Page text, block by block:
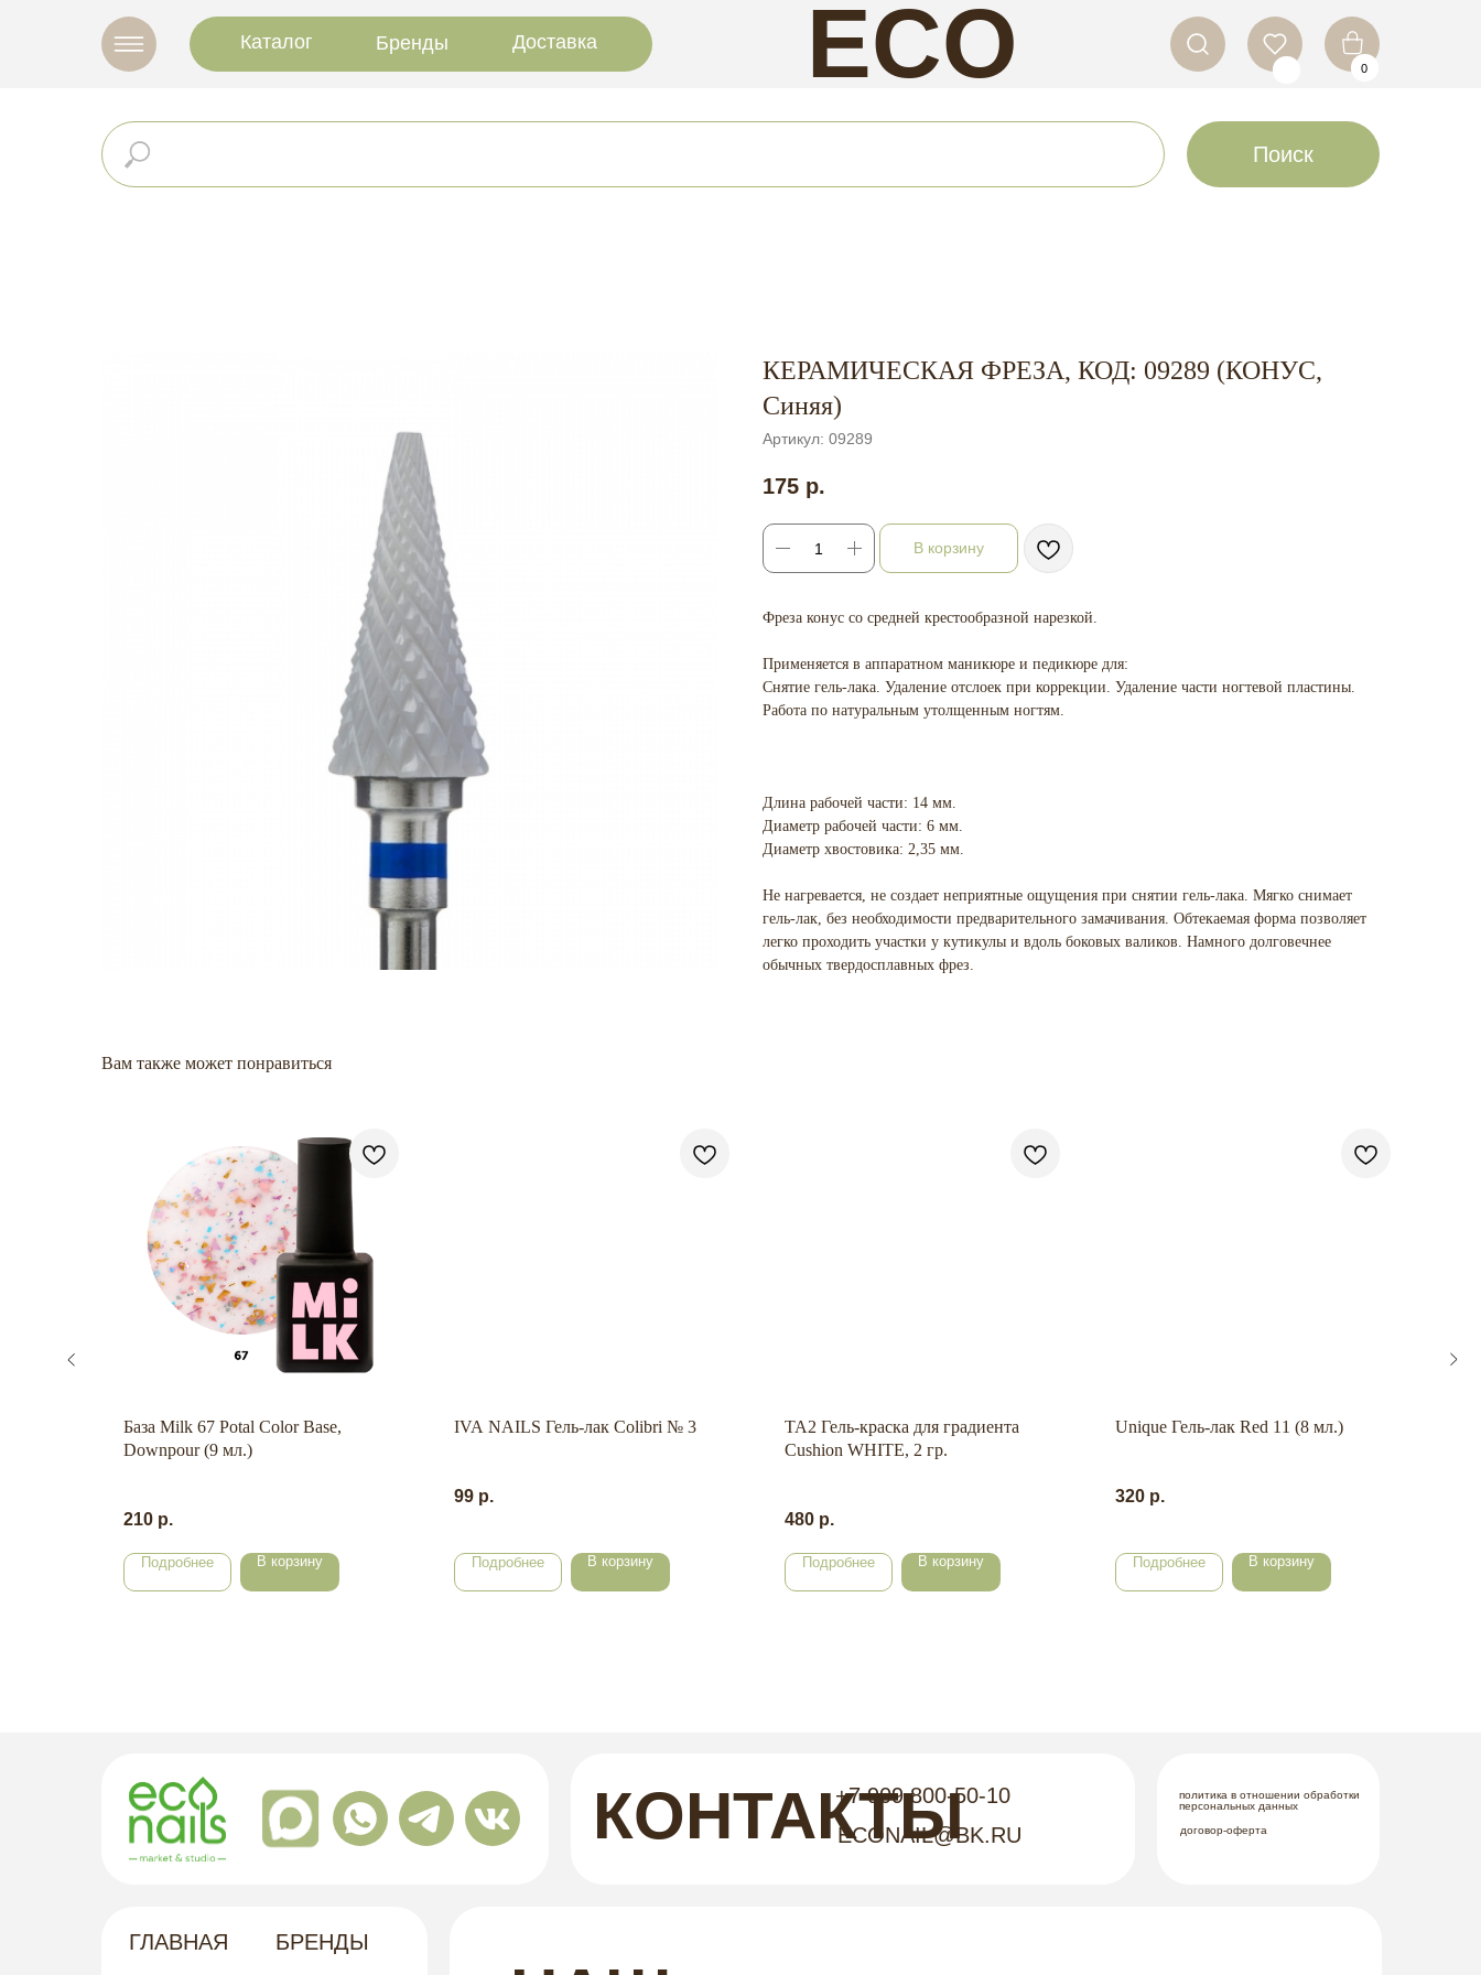
0
ECO
NAILS
Доставка
Каталог Бренды
Поиск
КЕРАМИЧЕСКАЯ ФРЕЗА, КОД: 09289 (КОНУС,
Синяя)
Артикул: 09289
175 р.
В корзину
Фреза конус со средней крестообразной нарезкой.
Применяется в аппаратном маникюре и педикюре для:
Снятие гель-лака. Удаление отслоек при коррекции. Удаление части ногтевой пластины.
Работа по натуральным утолщенным ногтям.
Длина рабочей части: 14 мм.
Диаметр рабочей части: 6 мм.
Диаметр хвостовика: 2,35 мм.
Не нагревается, не создает неприятные ощущения при снятии гель-лака. Мягко снимает
гель-лак, без необходимости предварительного замачивания. Обтекаемая форма позволяет
легко проходить участки у кутикулы и вдоль боковых валиков. Намного долговечнее
обычных твердосплавных фрез.
Вам также может понравиться
База Milk 67 Potal Color Base,
Downpour (9 мл.)
210 р.
Подробнее В корзину
IVA NAILS Гель-лак Colibri № 3
99 р.
Подробнее В корзину
TA2 Гель-краска для градиента
Cushion WHITE, 2 гр.
480 р.
Подробнее В корзину
Unique Гель-лак Red 11 (8 мл.)
320 р.
Подробнее В корзину
БРЕНДЫ
КОНТАКТЫ
ГЛАВНАЯ
+7 909 800-50-10
ECONAIL@BK.RU
политика в отношении обработки
персональных данных
договор-оферта